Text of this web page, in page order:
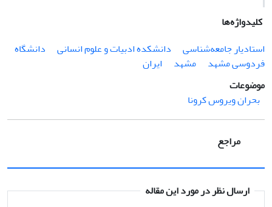
کلیدواژه‌ها
استادیار جامعه‌شناسی
دانشکده ادبیات و علوم انسانی
دانشگاه
فردوسی مشهد
مشهد
ایران
موضوعات
بحران ویروس کرونا
مراجع
ارسال نظر در مورد این مقاله